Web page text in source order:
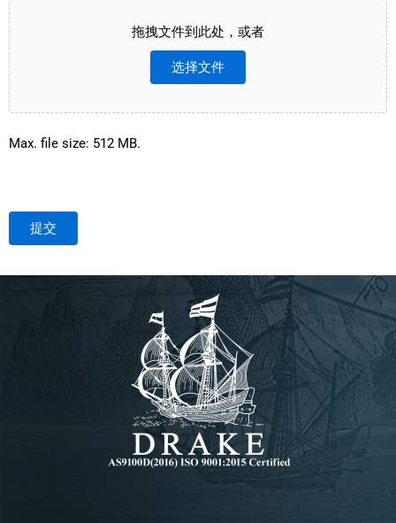
拖拽文件到此处，或者
选择文件
Max. file size: 512 MB.
提交